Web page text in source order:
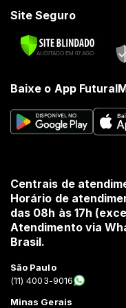
Site Seguro
Baixe o App
Centrais de
Horário de
das 08h às 17h
Atendimento via
Brasil.
São Paulo
(11) 4003-9016
Minas Gerais